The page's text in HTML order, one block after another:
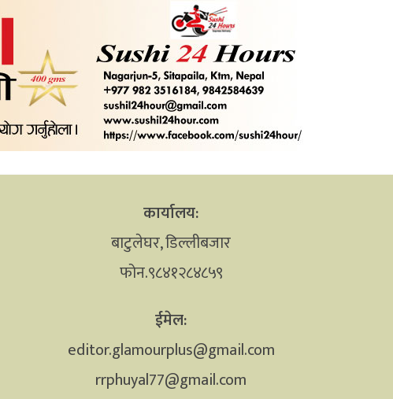
कार्यालय:
बाटुलेघर, डिल्लीबजार
फोन.९८४१२८४८५९
ईमेल:
editor.glamourplus@gmail.com
rrphuyal77@gmail.com